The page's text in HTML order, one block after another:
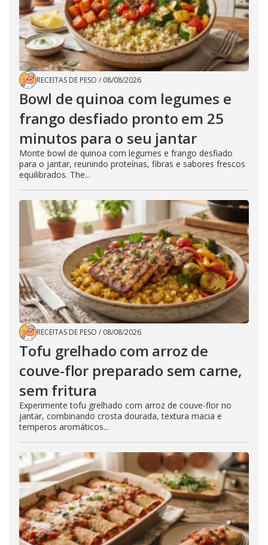
RECEITAS DE PESO / 08/08/2026
Bowl de quinoa com legumes e
frango desfiado pronto em 25
minutos para o seu jantar
Monte bowl de quinoa com legumes e frango desfiado
para o jantar, reunindo proteínas, fibras e sabores frescos
equilibrados. The...
RECEITAS DE PESO / 08/08/2026
Tofu grelhado com arroz de
couve-flor preparado sem carne,
sem fritura
Experimente tofu grelhado com arroz de couve-flor no
jantar, combinando crosta dourada, textura macia e
temperos aromáticos...